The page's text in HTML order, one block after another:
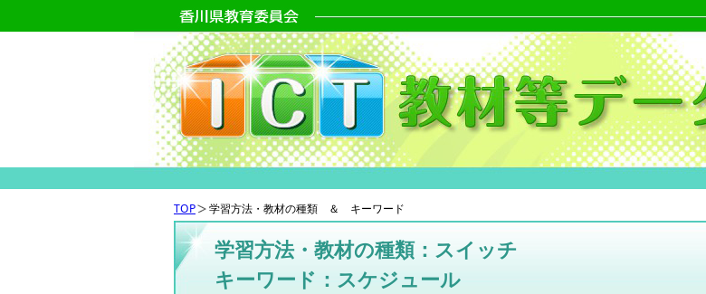
TOP 学習方法・教材の種類 ＆ キーワード
学習方法・教材の種類：スイッチ
キーワード：スケジュール